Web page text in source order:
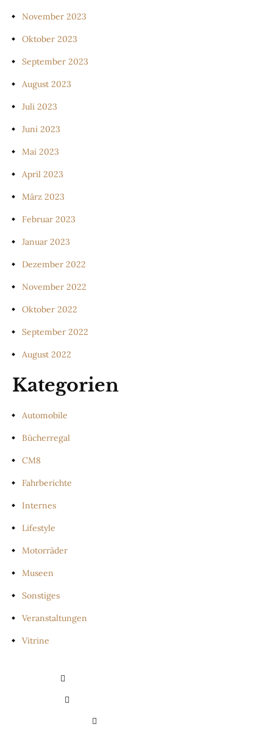
November 2023
Oktober 2023
September 2023
August 2023
Juli 2023
Juni 2023
Mai 2023
April 2023
März 2023
Februar 2023
Januar 2023
Dezember 2022
November 2022
Oktober 2022
September 2022
August 2022
Kategorien
Automobile
Bücherregal
CM8
Fahrberichte
Internes
Lifestyle
Motorräder
Museen
Sonstiges
Veranstaltungen
Vitrine